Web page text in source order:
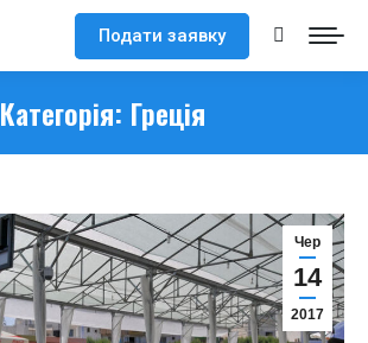
Подати заявку Search:
Категорія: Греція
Чер
14
2017